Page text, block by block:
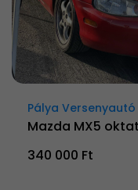
Pálya Versenyautó
Mazda MX5
340 000 Ft